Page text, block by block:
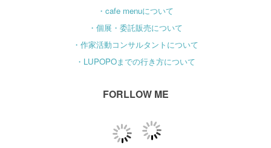
・cafe menuについて
・個展・委託販売について
・作家活動コンサルタントについて
・LUPOPOまでの行き方について
FORLLOW ME